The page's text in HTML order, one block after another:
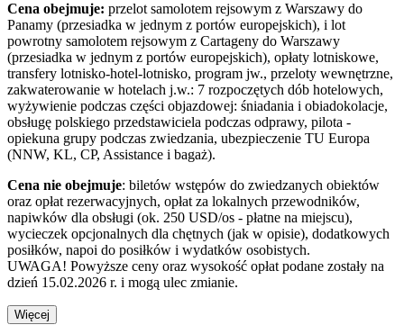
Cena obejmuje: przelot samolotem rejsowym z Warszawy do
Panamy (przesiadka w jednym z portów europejskich), i lot
powrotny samolotem rejsowym z Cartageny do Warszawy
(przesiadka w jednym z portów europejskich), opłaty lotniskowe,
transfery lotnisko-hotel-lotnisko, program jw., przeloty wewnętrzne,
zakwaterowanie w hotelach j.w.: 7 rozpoczętych dób hotelowych,
wyżywienie podczas części objazdowej: śniadania i obiadokolacje,
obsługę polskiego przedstawiciela podczas odprawy, pilota -
opiekuna grupy podczas zwiedzania, ubezpieczenie TU Europa
(NNW, KL, CP, Assistance i bagaż).
Cena nie obejmuje: biletów wstępów do zwiedzanych obiektów
oraz opłat rezerwacyjnych, opłat za lokalnych przewodników,
napiwków dla obsługi (ok. 250 USD/os - płatne na miejscu),
wycieczek opcjonalnych dla chętnych (jak w opisie), dodatkowych
posiłków, napoi do posiłków i wydatków osobistych.
UWAGA! Powyższe ceny oraz wysokość opłat podane zostały na
dzień 15.02.2026 r. i mogą ulec zmianie.
Więcej